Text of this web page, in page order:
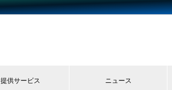
提供サービス ニュース